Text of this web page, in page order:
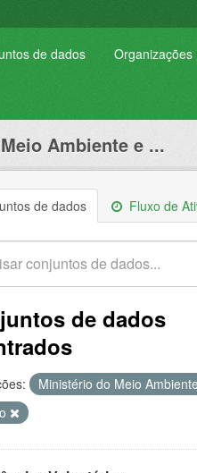
de dados Organizações
Ambiente e ...
de dados Fluxo de
de dados
Ministério do Meio